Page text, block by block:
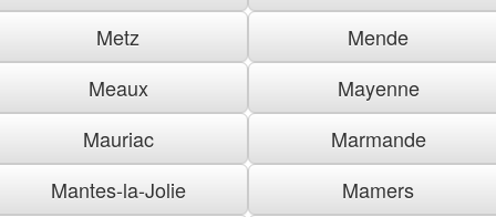
Metz
Mende
Meaux
Mayenne
Mauriac
Marmande
Mantes-la-Jolie
Mamers